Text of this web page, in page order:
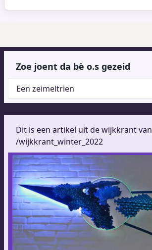
Zoe joent da bè o.s gezeid
Een zeimeltrien
Dit is een artikel uit de wijkkrant van
/wijkkrant_winter_2022